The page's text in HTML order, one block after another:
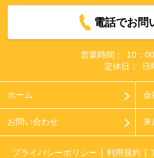
電話でお問
営業時間：
10：
定休日：
日
ホーム 会
お問い合わせ 来
プライバシーポリシー 利用規約